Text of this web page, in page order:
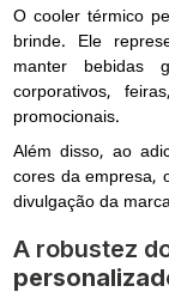
O cooler térmico
brinde. Ele
manter bebidas
corporativos,
promocionais.
Além disso, ao
cores da empresa,
divulgação da
A robustez